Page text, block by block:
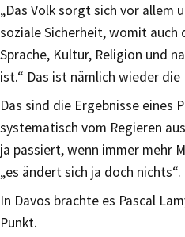
„Das Volk sorgt sich vor allem
soziale Sicherheit, womit auch
Sprache, Kultur, Religion und
ist.“ Das ist nämlich wieder die
Das sind die Ergebnisse eines
systematisch vom Regieren
ja passiert, wenn immer mehr
„es ändert sich ja doch
In Davos brachte es Pascal
Punkt.